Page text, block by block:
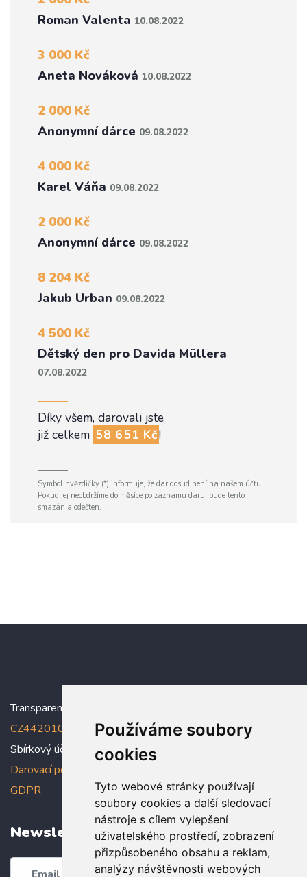
Používáme soubory
cookies
Tyto webové stránky používají
soubory cookies a další sledovací
nástroje s cílem vylepšení
uživatelského prostředí, zobrazení
přizpůsobeného obsahu a reklam,
analýzy návštěvnosti webových
Roman Valenta 10.08.2022
3 000 Kč
Aneta Nováková 10.08.2022
2 000 Kč
Anonymní dárce 09.08.2022
4 000 Kč
Karel Váňa 09.08.2022
2 000 Kč
Anonymní dárce 09.08.2022
8 204 Kč
Jakub Urban 09.08.2022
4 500 Kč
Dětský den pro Davida Müllera
07.08.2022
Díky všem, darovali jste
již celkem 58 651 Kč!
Symbol hvězdičky (*) informuje, že dar dosud není na našem účtu.
Pokud jej neobdržíme do měsíce po záznamu daru, bude tento
smazán a odečten.
Transparentní účet:
CZ4420100000005005005006
Sbírkový účet: 5005005022/2010
Darovací podmínky
GDPR
Newsletter